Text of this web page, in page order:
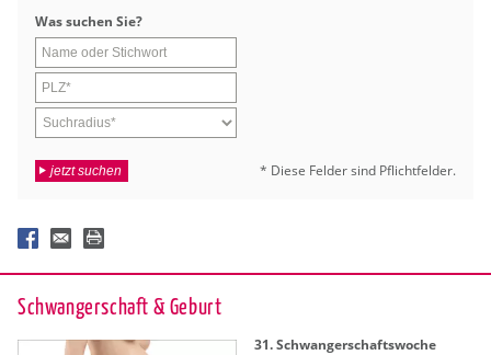
Was su­chen Sie?
jetzt suchen * Diese Fel­der sind Pflicht­fel­der.
Schwan­ger­schaft & Ge­burt
31. Schwan­ger­schafts­wo­che